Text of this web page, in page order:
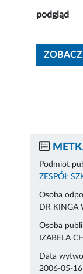
podgląd
ZOBACZ
Podmiot
ZESPÓŁ
Osoba
DR KINGA
Osoba
IZABELA
Data
2006-05-16